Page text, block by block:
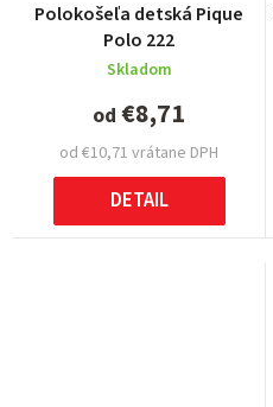
Polokošeľa detská Pique
Polo 222
Skladom
od €10,71 vrátane DPH
od €8,71
DETAIL